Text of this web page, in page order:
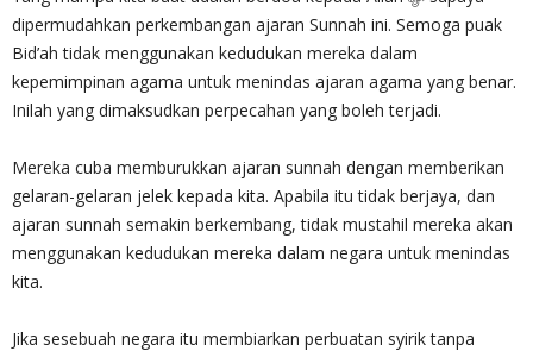
dipermudahkan perkembangan ajaran Sunnah ini. Semoga puak
Bid’ah tidak menggunakan kedudukan mereka dalam
kepemimpinan agama untuk menindas ajaran agama yang benar.
Inilah yang dimaksudkan perpecahan yang boleh terjadi.
Mereka cuba memburukkan ajaran sunnah dengan memberikan
gelaran-gelaran jelek kepada kita. Apabila itu tidak berjaya, dan
ajaran sunnah semakin berkembang, tidak mustahil mereka akan
menggunakan kedudukan mereka dalam negara untuk menindas
kita.
Jika sesebuah negara itu membiarkan perbuatan syirik tanpa